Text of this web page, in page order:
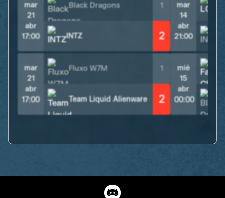
mar
21
abr
17:00
Black Dragons 1
INTZ 2
mar
21
abr
17:00
Fluxo W7M 1
Team Liquid Alienware 2
mar
14
abr
21:00
mié
15
abr
00:00